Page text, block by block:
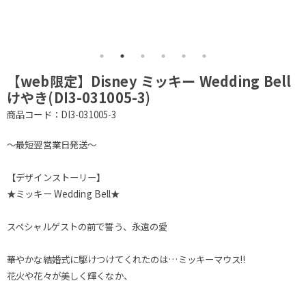
【web限定】Disney ミッキー Wedding Bell
けやき(DI3-031005-3)
商品コード：DI3-031005-3
～最短翌営業日発送～
【デザインストーリー】
★ミッキー Wedding Bell★
スペシャルゲストの前で誓う、永遠の愛
華やかな結婚式に駆けつけてくれたのは…ミッキーマウス!!
花火や花々が美しく輝くなか、